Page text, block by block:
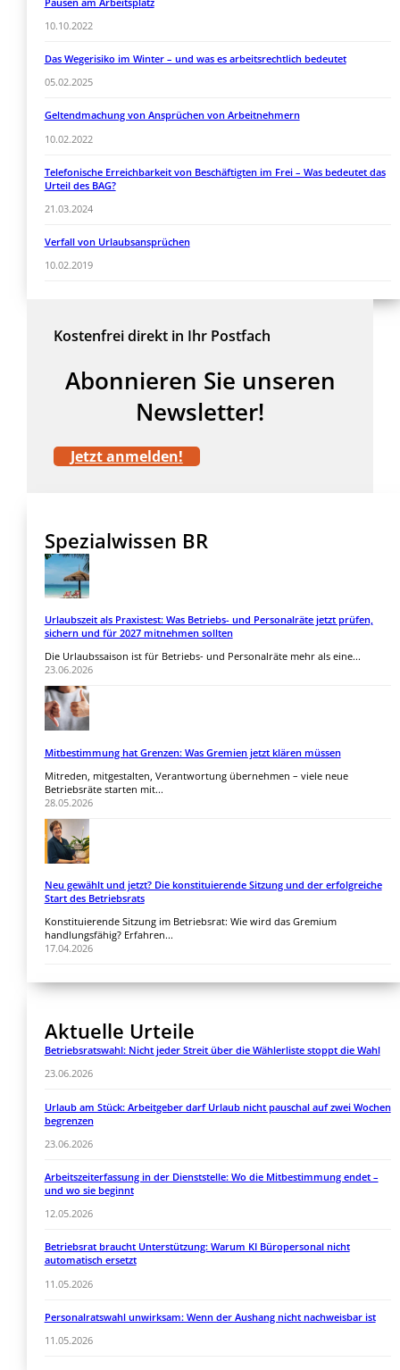
10.10.2022
Das Wegerisiko im Winter – und was es arbeitsrechtlich bedeutet
05.02.2025
Geltendmachung von Ansprüchen von Arbeitnehmern
10.02.2022
Telefonische Erreichbarkeit von Beschäftigten im Frei – Was bedeutet das
Urteil des BAG?
21.03.2024
Verfall von Urlaubsansprüchen
10.02.2019
Kostenfrei direkt in Ihr Postfach
Abonnieren Sie unseren
Newsletter!
Jetzt anmelden!
Spezialwissen BR
Urlaubszeit als Praxistest: Was Betriebs- und Personalräte jetzt prüfen,
sichern und für 2027 mitnehmen sollten
Die Urlaubssaison ist für Betriebs- und Personalräte mehr als eine...
23.06.2026
Mitbestimmung hat Grenzen: Was Gremien jetzt klären müssen
Mitreden, mitgestalten, Verantwortung übernehmen – viele neue
Betriebsräte starten mit...
28.05.2026
Neu gewählt und jetzt? Die konstituierende Sitzung und der erfolgreiche
Start des Betriebsrats
Konstituierende Sitzung im Betriebsrat: Wie wird das Gremium
handlungsfähig? Erfahren...
17.04.2026
Aktuelle Urteile
Betriebsratswahl: Nicht jeder Streit über die Wählerliste stoppt die Wahl
23.06.2026
Urlaub am Stück: Arbeitgeber darf Urlaub nicht pauschal auf zwei Wochen
begrenzen
23.06.2026
Arbeitszeiterfassung in der Dienststelle: Wo die Mitbestimmung endet –
und wo sie beginnt
12.05.2026
Betriebsrat braucht Unterstützung: Warum KI Büropersonal nicht
automatisch ersetzt
11.05.2026
Personalratswahl unwirksam: Wenn der Aushang nicht nachweisbar ist
11.05.2026